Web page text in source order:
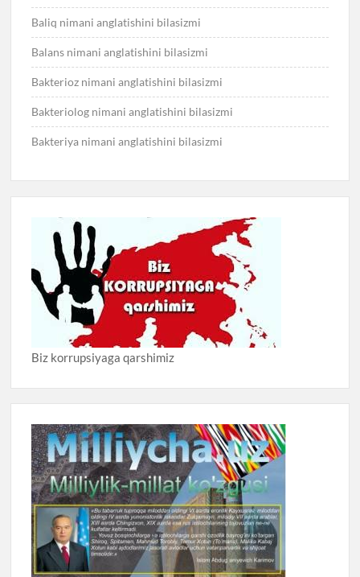
Baliq nimani anglatishini bilasizmi
Balans nimani anglatishini bilasizmi
Bakterioz nimani anglatishini bilasizmi
Bakteriolog nimani anglatishini bilasizmi
Bakteriya nimani anglatishini bilasizmi
Biz korrupsiyaga qarshimiz